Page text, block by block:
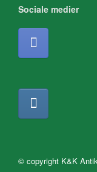
Sociale medier
© copyright K&K